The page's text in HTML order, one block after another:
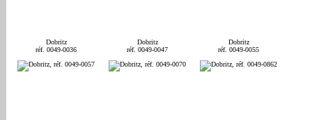
Dobritz
réf. 0049-0036
Dobritz
réf. 0049-0047
Dobritz
réf. 0049-0055